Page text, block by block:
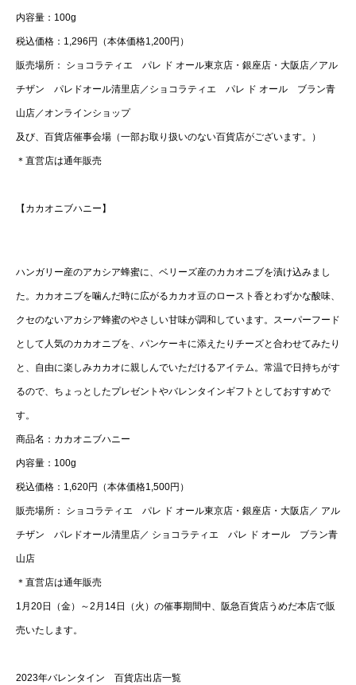
内容量：100g
税込価格：1,296円（本体価格1,200円）
販売場所： ショコラティエ パレ ド オール東京店・銀座店・大阪店／アル
チザン パレドオール清里店／ショコラティエ パレ ド オール ブラン青
山店／オンラインショップ
及び、百貨店催事会場（一部お取り扱いのない百貨店がございます。）
＊直営店は通年販売
【カカオニブハニー】
ハンガリー産のアカシア蜂蜜に、ベリーズ産のカカオニブを漬け込みまし
た。カカオニブを噛んだ時に広がるカカオ豆のロースト香とわずかな酸味、
クセのないアカシア蜂蜜のやさしい甘味が調和しています。スーパーフード
として人気のカカオニブを、パンケーキに添えたりチーズと合わせてみたり
と、自由に楽しみカカオに親しんでいただけるアイテム。常温で日持ちがす
るので、ちょっとしたプレゼントやバレンタインギフトとしておすすめで
す。
商品名：カカオニブハニー
内容量：100g
税込価格：1,620円（本体価格1,500円）
販売場所： ショコラティエ パレ ド オール東京店・銀座店・大阪店／ アル
チザン パレドオール清里店／ ショコラティエ パレ ド オール ブラン青
山店
＊直営店は通年販売
1月20日（金）～2月14日（火）の催事期間中、阪急百貨店うめだ本店で販
売いたします。
2023年バレンタイン 百貨店出店一覧